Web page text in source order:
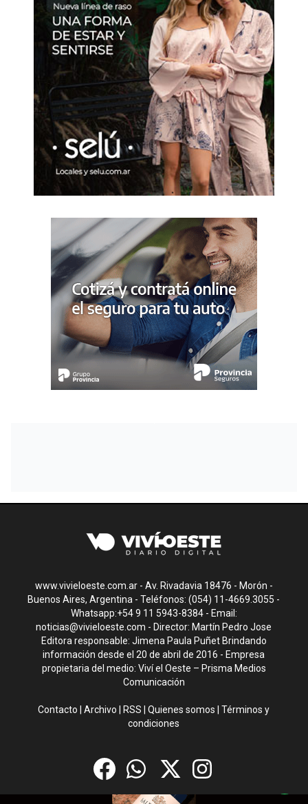
www.vivieloeste.com.ar - Av. Rivadavia 18476 - Morón -
Buenos Aires, Argentina - Teléfonos: (054) 11-4669.3055 -
Whatsapp:+54 9 11 5943-8384 - Email:
noticias@vivieloeste.com - Director: Martín Pedro Jose
Editora responsable: Jimena Paula Puñet Brindando
información desde el 20 de abril de 2016 - Empresa
propietaria del medio: Viví el Oeste – Prisma Medios
Comunicación
Contacto |Archivo RSS |Quienes somos |Términos y
condiciones